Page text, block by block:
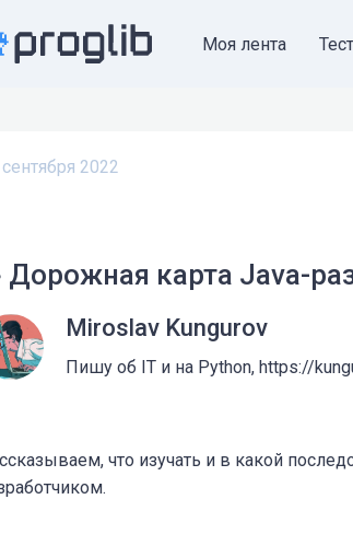
Моя лента
2022
Дорожная карта Java-
Miroslav Kungurov
Пишу об IT и на Python, https://
что изучать и в какой